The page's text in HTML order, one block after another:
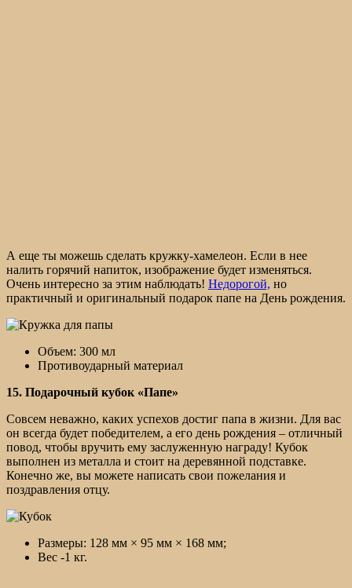
А еще ты можешь сделать кружку-хамелеон. Если в нее
налить горячий напиток, изображение будет изменяться.
Очень интересно за этим наблюдать! Недорогой, но
практичный и оригинальный подарок папе на День рождения.
Объем: 300 мл
Противоударный материал
15. Подарочный кубок «Папе»
Совсем неважно, каких успехов достиг папа в жизни. Для вас
он всегда будет победителем, а его день рождения – отличный
повод, чтобы вручить ему заслуженную награду! Кубок
выполнен из металла и стоит на деревянной подставке.
Конечно же, вы можете написать свои пожелания и
поздравления отцу.
Размеры: 128 мм × 95 мм × 168 мм;
Вес -1 кг.